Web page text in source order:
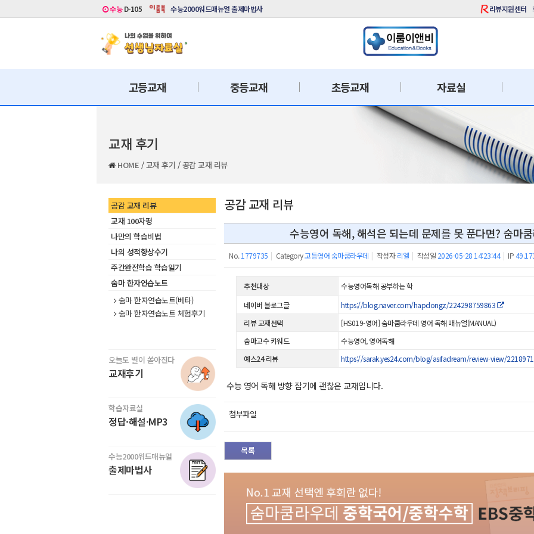
수능D-105 수능2000워드매뉴얼 출제마법사 리뷰지원센터
고등교재 중등교재 초등교재 자료실
교재 후기
HOME /교재 후기 /공감 교재 리뷰
공감 교재 리뷰
교재 100자평
나만의 학습비법
나의 성적향상수기
주간완전학습 학습일기
숨마 한자연습노트
숨마 한자연습노트(베타)
숨마 한자연습노트 체험후기
오늘도 별이 쏟아진다
교재후기
학습자료실
정답·해설·MP3
수능2000워드매뉴얼
출제마법사
공감 교재 리뷰
수능영어 독해, 해석은 되는데 문제를 못 푼다면? 숨마
No. 1779735 | Category고등영어 숨마쿰라우데 | 작성자 리엘 | 작성일 2026-05-28 14:23:44 | IP
추천대상
수능영어독해 공부하는 학
네이버 블로그글
https://blog.naver.com/hapdongz/224298759863
리뷰 교재선택
[HS019-영어] 숨마쿰라우데 영어 독해 매뉴얼(MANUAL)
숨마고수 키워드
수능영어, 영어독해
예스24 리뷰
https://sarak.yes24.com/blog/asifadream/review-view/
수능 영어 독해 방향 잡기에 괜찮은 교재입니다.
첨부파일
목록